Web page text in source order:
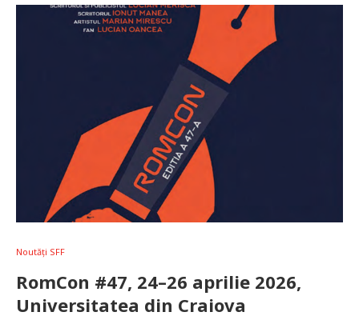
Noutăți SFF
RomCon #47, 24–26 aprilie 2026,
Universitatea din Craiova